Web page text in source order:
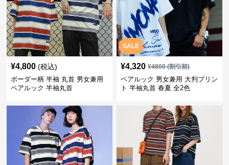
¥4,800 (税込)
ボーダー柄 半袖 丸首 男女兼用
ペアルック 半袖丸首
SALE
¥4,320 ¥4800(割引前)
ペアルック 男女兼用 大判プリン
ト 半袖丸首 春夏 全2色